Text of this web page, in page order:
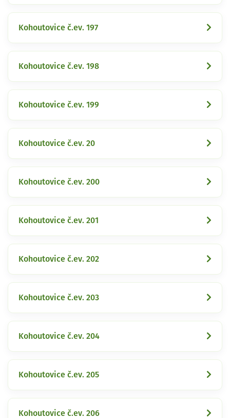
Kohoutovice č.ev. 197
Kohoutovice č.ev. 198
Kohoutovice č.ev. 199
Kohoutovice č.ev. 20
Kohoutovice č.ev. 200
Kohoutovice č.ev. 201
Kohoutovice č.ev. 202
Kohoutovice č.ev. 203
Kohoutovice č.ev. 204
Kohoutovice č.ev. 205
Kohoutovice č.ev. 206